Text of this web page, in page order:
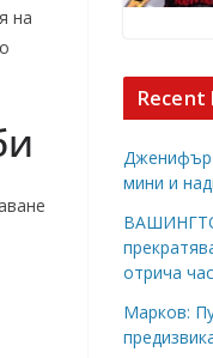
на
Recent
Дженифър
мини и
отрича
Марков: